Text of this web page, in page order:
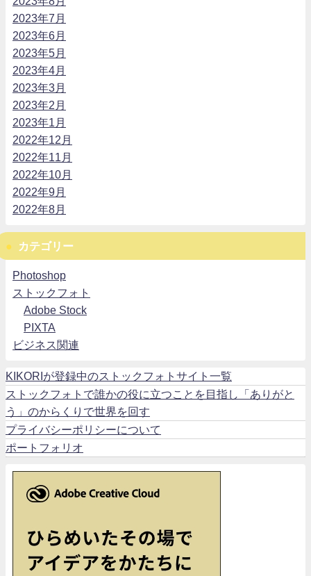
2023年7月
2023年6月
2023年5月
2023年4月
2023年3月
2023年2月
2023年1月
2022年12月
2022年11月
2022年10月
2022年9月
2022年8月
カテゴリー
Photoshop
ストックフォト
Adobe Stock
PIXTA
ビジネス関連
KIKORIが登録中のストックフォトサイト一覧
ストックフォトで誰かの役に立つことを目指し「ありがと
う」のからくりで世界を回す
プライバシーポリシーについて
ポートフォリオ